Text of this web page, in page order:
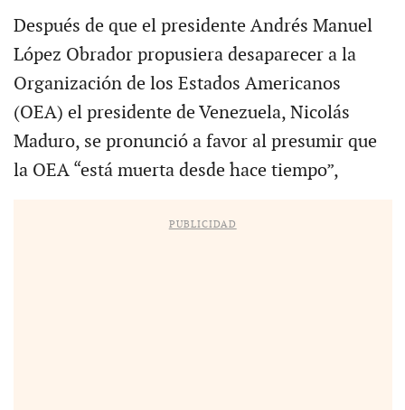
Después de que el presidente Andrés Manuel
López Obrador propusiera desaparecer a la
Organización de los Estados Americanos
(OEA) el presidente de Venezuela, Nicolás
Maduro, se pronunció a favor al presumir que
la OEA “está muerta desde hace tiempo”,
PUBLICIDAD